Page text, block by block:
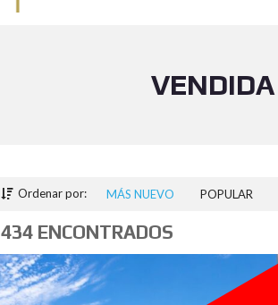
VENDIDA
Ordenar por: MÁS NUEVO POPULAR
434 ENCONTRADOS